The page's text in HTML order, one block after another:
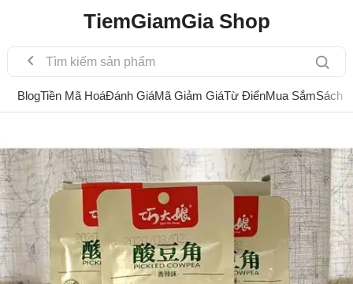
TiemGiamGia Shop
BlogTiền Mã HoáĐánh GiáMã Giảm GiáTừ ĐiểnMua SắmSách